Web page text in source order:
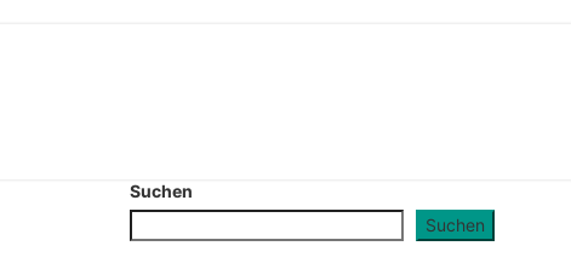
Suchen
Suchen